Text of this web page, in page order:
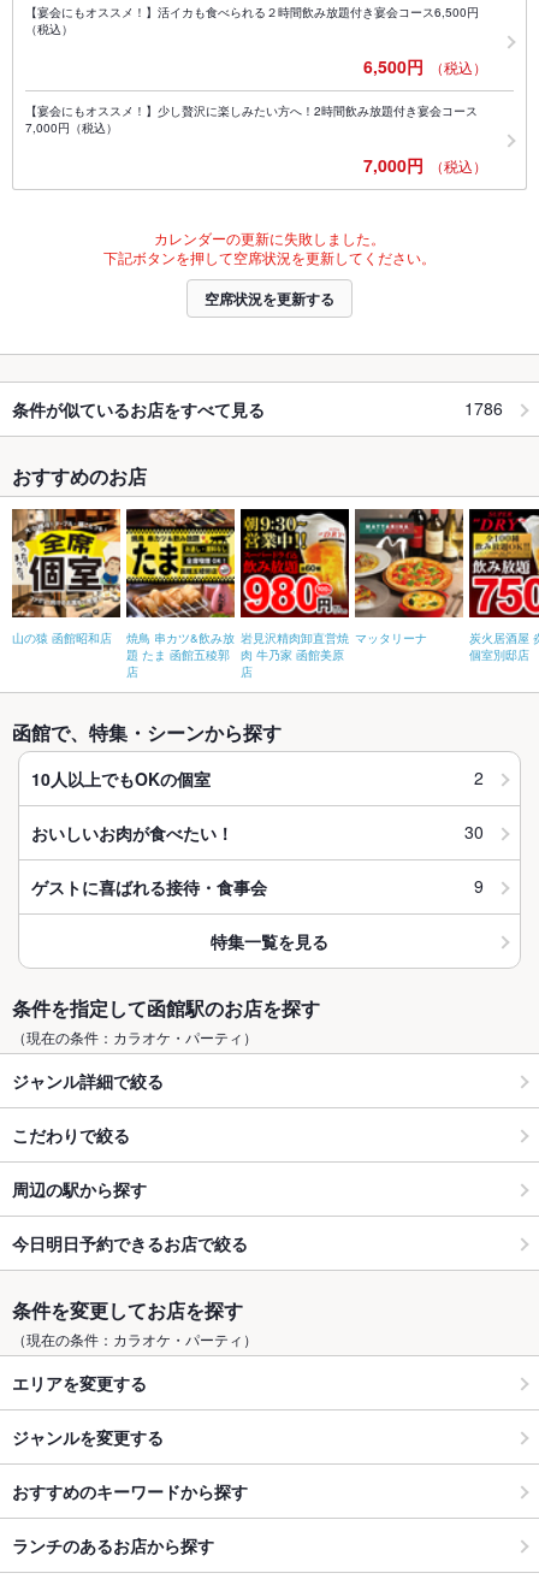
【宴会にもオススメ！】活イカも食べられる２時間飲み放題付き宴会コース6,500円
（税込）
6,500円 （税込）
【宴会にもオススメ！】少し贅沢に楽しみたい方へ！2時間飲み放題付き宴会コース
7,000円（税込）
7,000円 （税込）
カレンダーの更新に失敗しました。
下記ボタンを押して空席状況を更新してください。
空席状況を更新する
条件が似ているお店をすべて見る 1786
おすすめのお店
山の猿 函館昭和店
焼鳥 串カツ&飲み放
題 たま 函館五稜郭
店
岩見沢精肉卸直営焼
肉 牛乃家 函館美原
店
マッタリーナ
炭火居酒屋
個室別邸店
函館で、特集・シーンから探す
10人以上でもOKの個室 2
おいしいお肉が食べたい！ 30
ゲストに喜ばれる接待・食事会 9
特集一覧を見る
条件を指定して函館駅のお店を探す
（現在の条件：カラオケ・パーティ）
ジャンル詳細で絞る
こだわりで絞る
周辺の駅から探す
今日明日予約できるお店で絞る
条件を変更してお店を探す
（現在の条件：カラオケ・パーティ）
エリアを変更する
ジャンルを変更する
おすすめのキーワードから探す
ランチのあるお店から探す